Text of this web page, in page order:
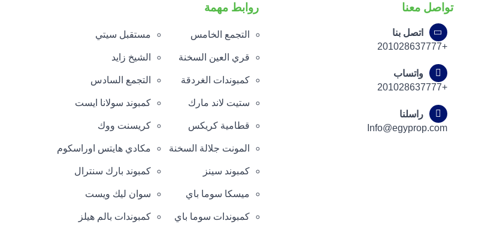
تواصل معنا
اتصل بنا
+201028637777
واتساب
+201028637777
راسلنا
Info@egyprop.com
روابط مهمة
التجمع الخامس مستقبل سيتي
قري العين السخنة الشيخ زايد
كمبوندات الغردقة التجمع السادس
ستيت لاند مارك كمبوند سولانا ايست
قطامية كريكس كريسنت ووك
المونت جلالة السخنة مكادي هايتس اوراسكوم
كمبوند سينز كمبوند بارك سنترال
ميسكا سوما باي سوان ليك ويست
كمبوندات سوما باي كمبوندات بالم هيلز